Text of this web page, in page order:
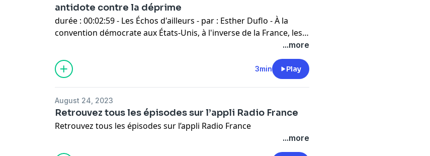
antidote contre la déprime
durée : 00:02:59 - Les Échos d'ailleurs - par : Esther Duflo - À la
convention démocrate aux États-Unis, à l'inverse de la France, les
démocrates ont su faire passer leurs ambitions personnelles au
second plan pour le succès collectif. Un vrai contraste par rapport
à la situation en France qui peine toujours à se trouver un Premier
ministre.
...more
3min Play
August 24, 2023
Retrouvez tous les épisodes sur l’appli Radio France
Retrouvez tous les épisodes sur l’appli Radio France
...more